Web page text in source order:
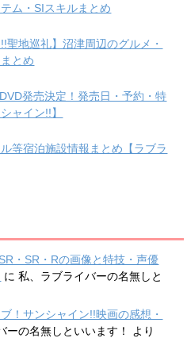
ム・SIスキルまとめ
聖地巡礼】沼津周辺のグルメ・
とめ
発売決定！発売日・予約・特
ャイン!!】
等宿泊施設情報まとめ【ラブラ
・SR・Rの画像と特技・声優
に私、ラブライバーの名無しと
！サンシャイン!!映画の感想・
ーの名無しといいます！
より